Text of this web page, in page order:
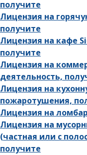
получите
Лицензия на
получите
Лицензия на кафе
получите
Лицензия на
деятельность,
Лицензия на
пожаротушения,
Лицензия на
Лицензия на
(частная или с
получите